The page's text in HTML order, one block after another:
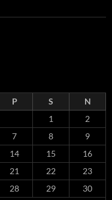
P S
N
1
2
7 8
9
14 15
16
21 22
23
28 29
30